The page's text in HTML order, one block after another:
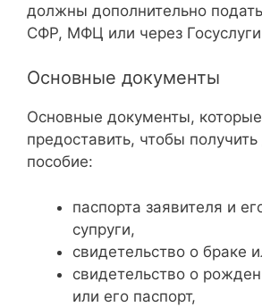
должны дополнительно
СФР, МФЦ или через
Основные документы
Основные документы,
предоставить, чтобы получить
пособие:
паспорта заявителя и
супруги,
свидетельство о браке
свидетельство о
или его паспорт,